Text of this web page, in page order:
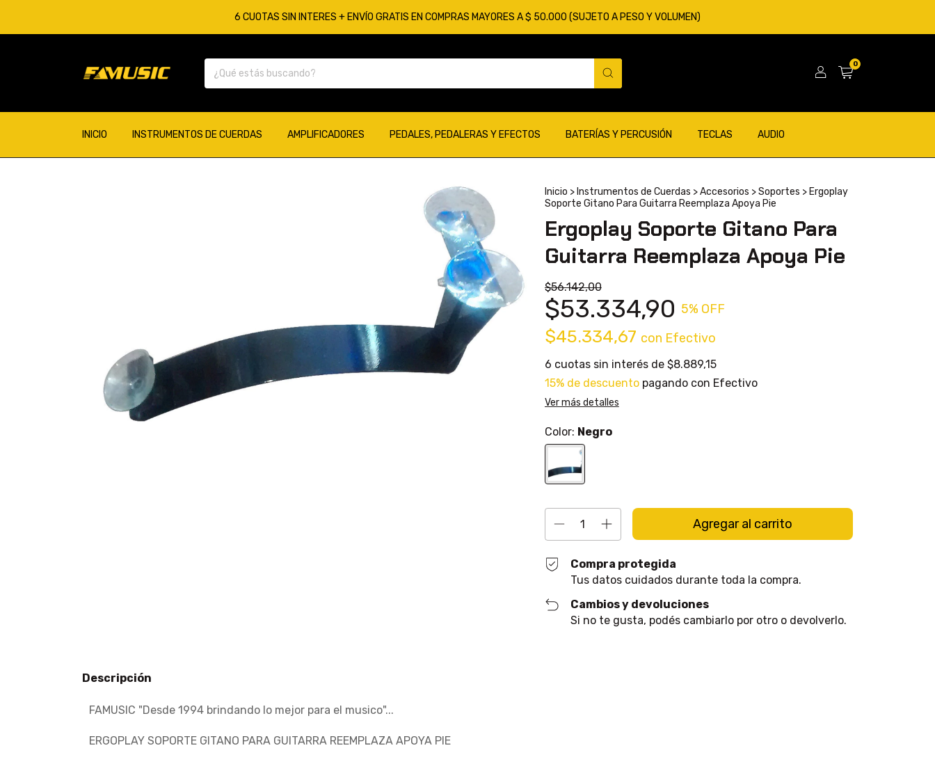
6 CUOTAS SIN INTERES + ENVÍO GRATIS EN COMPRAS MAYORES A $ 50.000 (SUJETO A PESO Y VOLUMEN)
0
INICIO INSTRUMENTOS DE CUERDAS AMPLIFICADORES PEDALES, PEDALERAS Y EFECTOS BATERÍAS Y PERCUSIÓN TECLAS AUDIO
Inicio > Instrumentos de Cuerdas >Accesorios >Soportes > Ergoplay
Soporte Gitano Para Guitarra Reemplaza Apoya Pie
Ergoplay Soporte Gitano Para
Guitarra Reemplaza Apoya Pie
$56.142,00
$53.334,90 5% OFF
$45.334,67 con Efectivo
6 cuotas sin interés de $8.889,15
15% de descuentopagando con Efectivo
Ver más detalles
Color: Negro
Compra protegida
Tus datos cuidados durante toda la compra.
Cambios y devoluciones
Si no te gusta, podés cambiarlo por otro o devolverlo.
Descripción
FAMUSIC "Desde 1994 brindando lo mejor para el musico"...
ERGOPLAY SOPORTE GITANO PARA GUITARRA REEMPLAZA APOYA PIE